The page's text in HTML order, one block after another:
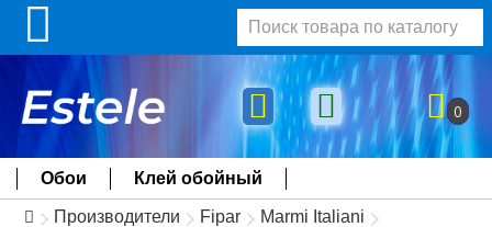
0
Обои Клей обойный
Производители Fipar
Marmi Italiani